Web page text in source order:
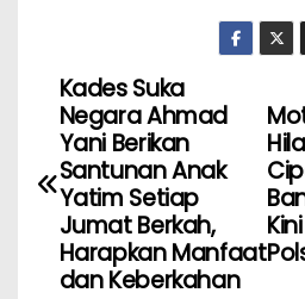
Kades Suka
Negara Ahmad
Yani Berikan
Santunan Anak
Yatim Setiap
Jumat Berkah,
Harapkan Manfaat
dan Keberkahan